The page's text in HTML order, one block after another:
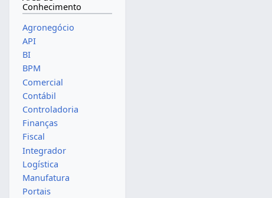
Conhecimento
Agronegócio
API
BI
BPM
Comercial
Contábil
Controladoria
Finanças
Fiscal
Integrador
Logística
Manufatura
Portais